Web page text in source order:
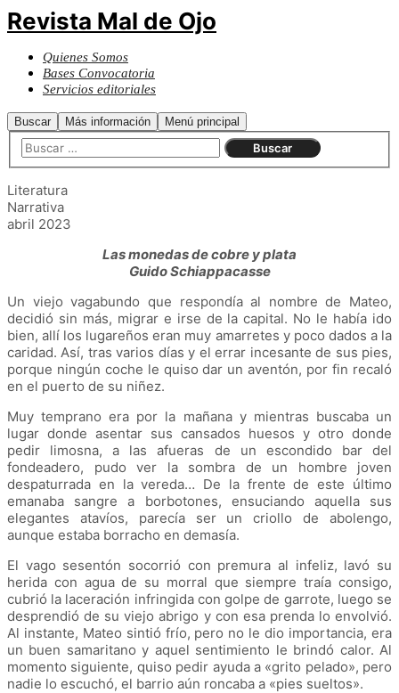
Revista Mal de Ojo
Quienes Somos
Bases Convocatoria
Servicios editoriales
Buscar Más información Menú principal
Literatura
Narrativa
abril 2023
Las monedas de cobre y plata
Guido Schiappacasse
Un viejo vagabundo que respondía al nombre de Mateo,
decidió sin más, migrar e irse de la capital. No le había ido
bien, allí los lugareños eran muy amarretes y poco dados a la
caridad. Así, tras varios días y el errar incesante de sus pies,
porque ningún coche le quiso dar un aventón, por fin recaló
en el puerto de su niñez.
Muy temprano era por la mañana y mientras buscaba un
lugar donde asentar sus cansados huesos y otro donde
pedir limosna, a las afueras de un escondido bar del
fondeadero, pudo ver la sombra de un hombre joven
despaturrada en la vereda… De la frente de este último
emanaba sangre a borbotones, ensuciando aquella sus
elegantes atavíos, parecía ser un criollo de abolengo,
aunque estaba borracho en demasía.
El vago sesentón socorrió con premura al infeliz, lavó su
herida con agua de su morral que siempre traía consigo,
cubrió la laceración infringida con golpe de garrote, luego se
desprendió de su viejo abrigo y con esa prenda lo envolvió.
Al instante, Mateo sintió frío, pero no le dio importancia, era
un buen samaritano y aquel sentimiento le brindó calor. Al
momento siguiente, quiso pedir ayuda a «grito pelado», pero
nadie lo escuchó, el barrio aún roncaba a «pies sueltos».